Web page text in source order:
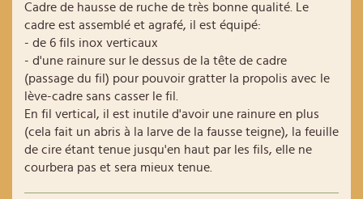
Cadre de hausse de ruche de très bonne qualité. Le
cadre est assemblé et agrafé, il est équipé:
- de 6 fils inox verticaux
- d'une rainure sur le dessus de la tête de cadre
(passage du fil) pour pouvoir gratter la propolis avec le
lève-cadre sans casser le fil.
En fil vertical, il est inutile d'avoir une rainure en plus
(cela fait un abris à la larve de la fausse teigne), la feuille
de cire étant tenue jusqu'en haut par les fils, elle ne
courbera pas et sera mieux tenue.